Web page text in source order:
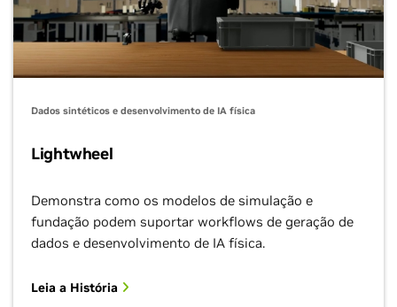
Dados sintéticos e desenvolvimento de IA física
Lightwheel
Demonstra como os modelos de simulação e
fundação podem suportar workflows de geração de
dados e desenvolvimento de IA física.
Leia a História